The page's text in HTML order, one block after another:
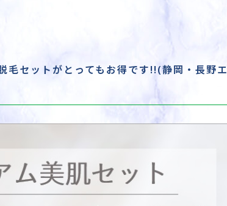
毛セットがとってもお得です!!(静岡・長野エ